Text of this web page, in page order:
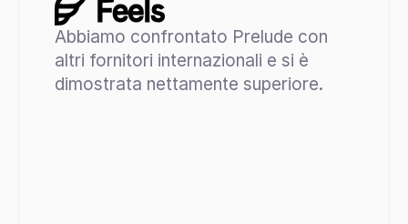
Abbiamo confrontato Prelude con
altri fornitori internazionali e si è
dimostrata nettamente superiore.